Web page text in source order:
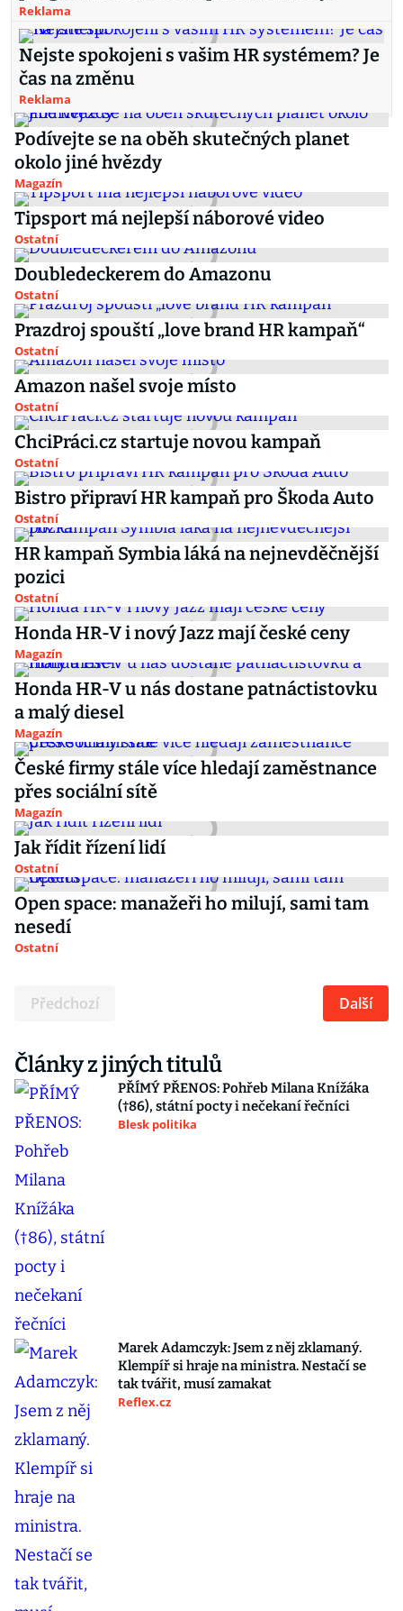
Reklama
Nejste spokojeni s vašim HR systémem? Je
čas na změnu
Reklama
Podívejte se na oběh skutečných planet
okolo jiné hvězdy
Magazín
Tipsport má nejlepší náborové video
Ostatní
Doubledeckerem do Amazonu
Ostatní
Prazdroj spouští „love brand HR kampaň“
Ostatní
Amazon našel svoje místo
Ostatní
ChciPráci.cz startuje novou kampaň
Ostatní
Bistro připraví HR kampaň pro Škoda Auto
Ostatní
HR kampaň Symbia láká na nejnevděčnější
pozici
Ostatní
Honda HR-V i nový Jazz mají české ceny
Magazín
Honda HR-V u nás dostane patnáctistovku
a malý diesel
Magazín
České firmy stále více hledají zaměstnance
přes sociální sítě
Magazín
Jak řídit řízení lidí
Ostatní
Open space: manažeři ho milují, sami tam
nesedí
Ostatní
Předchozí Další
Články z jiných titulů
PŘÍMÝ PŘENOS: Pohřeb Milana Knížáka
(†86), státní pocty i nečekaní řečníci
Blesk politika
Marek Adamczyk: Jsem z něj zklamaný.
Klempíř si hraje na ministra. Nestačí se
tak tvářit, musí zamakat
Reflex.cz